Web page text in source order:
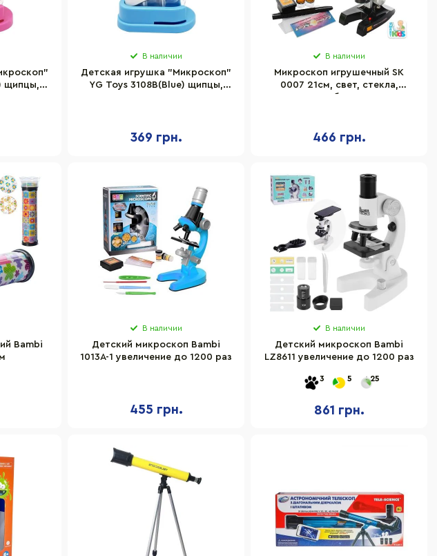
щипцы,
В наличии
Детская игрушка "Микроскоп"
YG Toys 3108B(Blue) щипцы,
369 грн.
В наличии
Микроскоп игрушечный SK
0007 21см, свет, стекла,
466 грн.
Bambi
В наличии
Детский микроскоп Bambi
1013A-1 увеличение до 1200 раз
455 грн.
В наличии
Детский микроскоп Bambi
LZ8611 увеличение до 1200 раз
3 5 25
861 грн.